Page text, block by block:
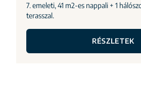
7. emeleti, 41 m2-es nappali + 1
terasszal.
RÉSZLETEK